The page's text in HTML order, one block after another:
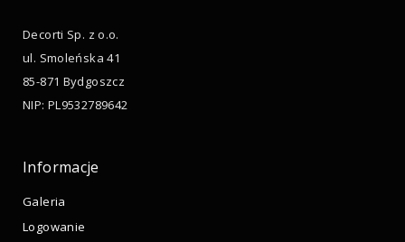
Decorti Sp. z o.o.
ul. Smoleńska 41
85-871 Bydgoszcz
NIP: PL9532789642
Informacje
Galeria
Logowanie